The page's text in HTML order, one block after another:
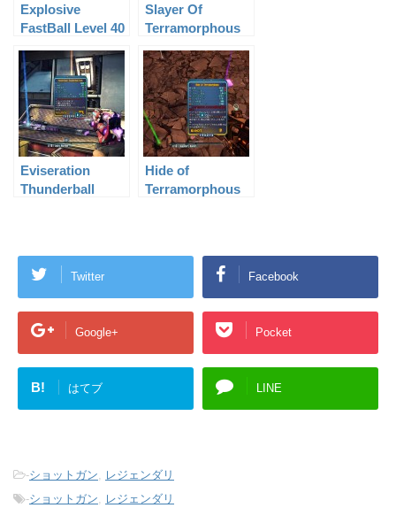
Explosive
FastBall Level 40
Slayer Of
Terramorphous
50
Eviseration
Thunderball
Hide of
Terramorphous
Twitter Facebook
Google+ Pocket
B! はてブ LINE
-ショットガン
レジェンダリ
-ショットガン レジェンダリ